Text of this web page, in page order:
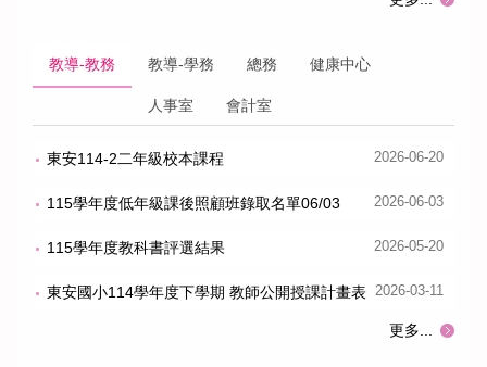
教導-教務 教導-學務 總務 健康中心
人事室 會計室
東安114-2二年級校本課程 2026-06-20
115學年度低年級課後照顧班錄取名單06/03 2026-06-03
115學年度教科書評選結果 2026-05-20
東安國小114學年度下學期 教師公開授課計畫表 2026-03-11
更多...